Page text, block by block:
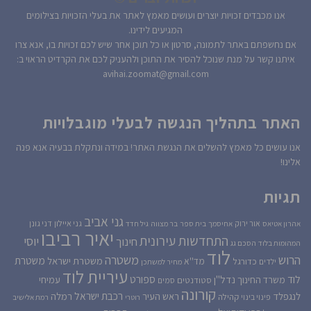
אנו מכבדים זכויות יוצרים ועושים מאמץ לאתר את בעלי הזכויות בצילומים
המגיעים לידינו.
אם נחשפתם באתר לתמונה, סרטון או כל תוכן אחר שיש לכם זכויות בו, אנא צרו
איתנו קשר על מנת שנוכל להסיר את התוכן ולהעניק לכם את הקרדיט הראוי ב:
avihai.zoomat@gmail.com
האתר בתהליך הנגשה לבעלי מוגבלויות
אנו עושים כל מאמץ להשלים את הנגשת האתר! במידה ונתקלת בבעיה אנא פנה
אלינו!
תגיות
אהרון אטיאס אור ירוק אחיסמך בית ספר בר מצווה גיל חדד גני אביב גני איילון דני גונן
המהומות בלוד הסכם גג התחדשות עירוניתחינוך יאיר רביבו יוסי
הרוש ילדים כדורגל לוד מד''א מחיר למשתכן משטרה משטרת ישראל משטרת
לוד משרד החינוך נדל''ן סטודנטים סמים ספורט עיריית לוד עמיחי
לנגפלד פינוי בינוי קהילה קורונה ראש העיר רוטרי רכבת ישראל רמלה רמת אלישיב